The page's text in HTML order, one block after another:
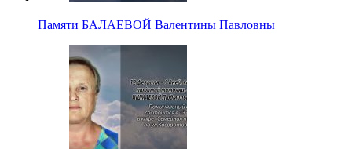
Памяти БАЛАЕВОЙ Валентины Павловны